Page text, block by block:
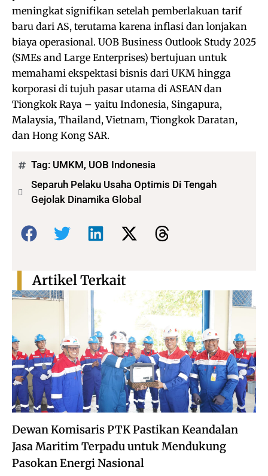
meningkat signifikan setelah pemberlakuan tarif
baru dari AS, terutama karena inflasi dan lonjakan
biaya operasional. UOB Business Outlook Study 2025
(SMEs and Large Enterprises) bertujuan untuk
memahami ekspektasi bisnis dari UKM hingga
korporasi di tujuh pasar utama di ASEAN dan
Tiongkok Raya – yaitu Indonesia, Singapura,
Malaysia, Thailand, Vietnam, Tiongkok Daratan,
dan Hong Kong SAR.
Tag: UMKM, UOB Indonesia
Separuh Pelaku Usaha Optimis Di Tengah
Gejolak Dinamika Global
Bagikan:
Dewan Komisaris PTK Pastikan Keandalan
Jasa Maritim Terpadu untuk Mendukung
Pasokan Energi Nasional
Artikel Terkait